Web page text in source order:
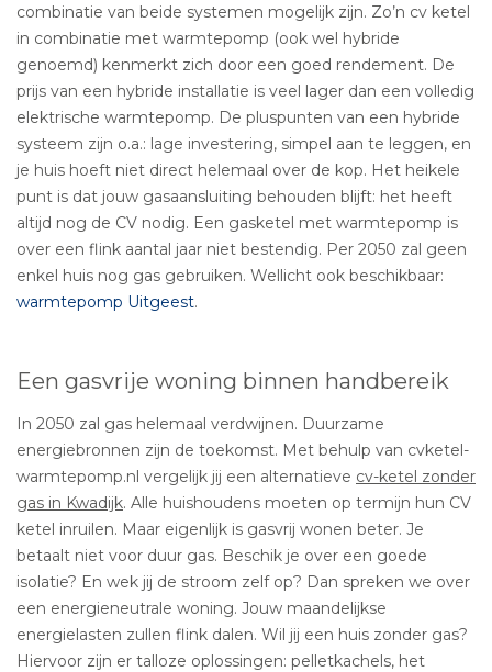
combinatie van beide systemen mogelijk zijn. Zo’n cv ketel
in combinatie met warmtepomp (ook wel hybride
genoemd) kenmerkt zich door een goed rendement. De
prijs van een hybride installatie is veel lager dan een volledig
elektrische warmtepomp. De pluspunten van een hybride
systeem zijn o.a.: lage investering, simpel aan te leggen, en
je huis hoeft niet direct helemaal over de kop. Het heikele
punt is dat jouw gasaansluiting behouden blijft: het heeft
altijd nog de CV nodig. Een gasketel met warmtepomp is
over een flink aantal jaar niet bestendig. Per 2050 zal geen
enkel huis nog gas gebruiken. Wellicht ook beschikbaar:
warmtepomp Uitgeest.
Een gasvrije woning binnen handbereik
In 2050 zal gas helemaal verdwijnen. Duurzame
energiebronnen zijn de toekomst. Met behulp van cvketel-
warmtepomp.nl vergelijk jij een alternatieve cv-ketel zonder
gas in Kwadijk. Alle huishoudens moeten op termijn hun CV
ketel inruilen. Maar eigenlijk is gasvrij wonen beter. Je
betaalt niet voor duur gas. Beschik je over een goede
isolatie? En wek jij de stroom zelf op? Dan spreken we over
een energieneutrale woning. Jouw maandelijkse
energielasten zullen flink dalen. Wil jij een huis zonder gas?
Hiervoor zijn er talloze oplossingen: pelletkachels, het